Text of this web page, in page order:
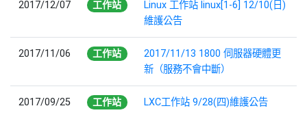
2017/12/07 工作站
Linux 工作站 linux[1-6] 12/10(日)
維護公告
2017/11/06 工作站
2017/11/13 1800 伺服器硬體更
新（服務不會中斷）
2017/09/25 工作站 LXC工作站 9/28(四)維護公告